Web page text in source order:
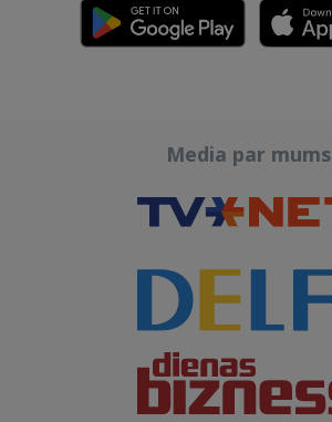
Media par mums